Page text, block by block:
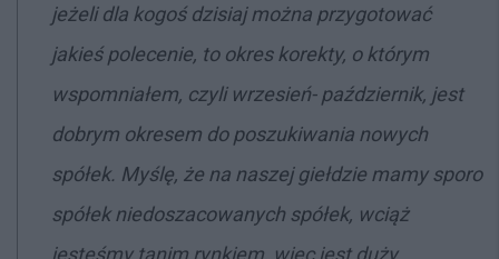
jeżeli dla kogoś dzisiaj można przygotować
jakieś polecenie, to okres korekty, o którym
wspomniałem, czyli wrzesień- październik, jest
dobrym okresem do poszukiwania nowych
spółek. Myślę, że na naszej giełdzie mamy sporo
spółek niedoszacowanych spółek, wciąż
jesteśmy tanim rynkiem, więc jest duży